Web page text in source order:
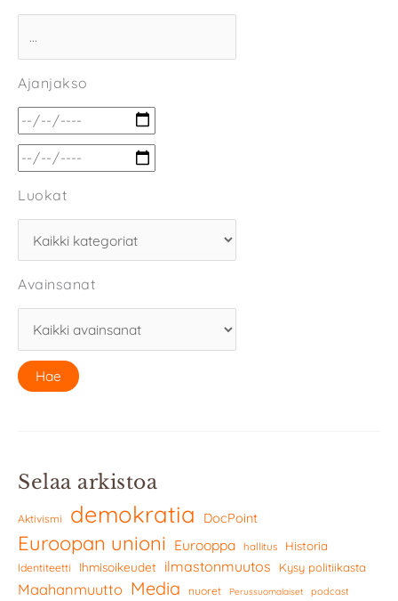
Ajanjakso
Luokat
Avainsanat
Selaa arkistoa
Aktivismi demokratia DocPoint
Euroopan unioni Eurooppa hallitus Historia
Identiteetti Ihmisoikeudet ilmastonmuutos Kysy politiikasta
Maahanmuutto Media nuoret Perussuomalaiset podcast